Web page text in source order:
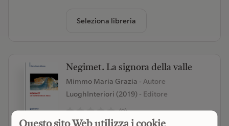
Seleziona libreria
Negimet. La signora della valle
Mimmo Maria Grazia - Autore
LuoghInteriori (2019)- Editore
(0)